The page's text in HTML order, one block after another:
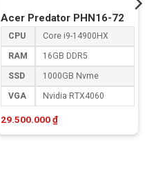
Acer Predator PHN16-72
CPU Core i9-14900HX
RAM 16GB DDR5
SSD 1000GB Nvme
VGA Nvidia RTX4060
29.500.000₫